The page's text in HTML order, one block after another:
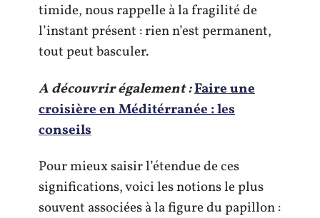
timide, nous rappelle à la fragilité de
l’instant présent : rien n’est permanent,
tout peut basculer.
A découvrir également :Faire une
croisière en Méditérranée : les
conseils
Pour mieux saisir l’étendue de ces
significations, voici les notions le plus
souvent associées à la figure du papillon :